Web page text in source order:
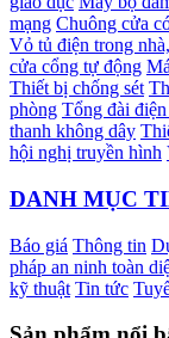
mạng Chuông cửa
Vỏ tủ điện trong
cửa cổng tự động
Thiết bị chống sét
phòng Tổng đài
thanh không dây
hội nghị truyền hình
DANH MỤC
Báo giá Thông tin
pháp an ninh toàn
kỹ thuật Tin tức